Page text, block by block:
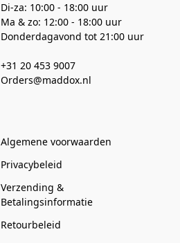
Di-za: 10:00 - 18:00 uur
Ma & zo: 12:00 - 18:00 uur
Donderdagavond tot 21:00 uur
+31 20 453 9007
Orders@maddox.nl
Algemene voorwaarden
Privacybeleid
Verzending &
Betalingsinformatie
Retourbeleid